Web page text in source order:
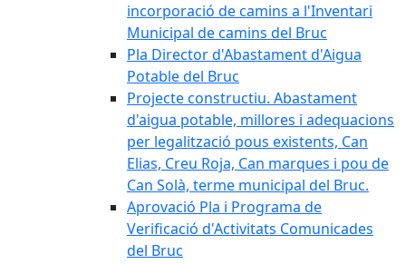
incorporació de camins a l'Inventari
Municipal de camins del Bruc
Pla Director d'Abastament d'Aigua
Potable del Bruc
Projecte constructiu. Abastament
d'aigua potable, millores i adequacions
per legalització pous existents, Can
Elias, Creu Roja, Can marques i pou de
Can Solà, terme municipal del Bruc.
Aprovació Pla i Programa de
Verificació d'Activitats Comunicades
del Bruc